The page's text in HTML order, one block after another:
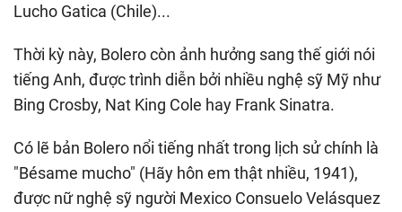
Lucho Gatica (Chile)...
Thời kỳ này, Bolero còn ảnh hưởng sang thế giới nói
tiếng Anh, được trình diễn bởi nhiều nghệ sỹ Mỹ như
Bing Crosby, Nat King Cole hay Frank Sinatra.
Có lẽ bản Bolero nổi tiếng nhất trong lịch sử chính là
"Bésame mucho" (Hãy hôn em thật nhiều, 1941),
được nữ nghệ sỹ người Mexico Consuelo Velásquez